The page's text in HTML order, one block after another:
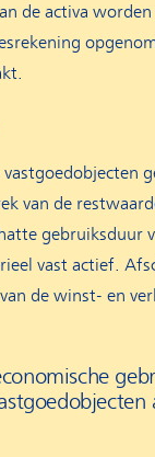
de activa worden
van de
gebruiksduur
vast actief.
de winst- en